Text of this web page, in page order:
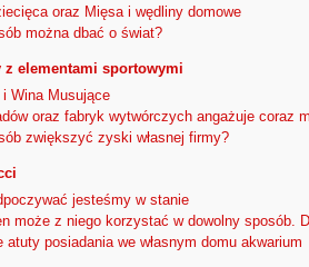
oraz Mięsa i wędliny domowe
można dbać o świat?
z elementami sportowymi
Wina Musujące
oraz fabryk wytwórczych angażuje coraz
zwiększyć zyski własnej firmy?
jesteśmy w stanie
może z niego korzystać w dowolny sposób.
atuty posiadania we własnym domu akwarium